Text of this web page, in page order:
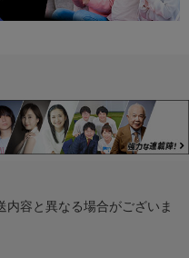
内容と異なる場合がございま